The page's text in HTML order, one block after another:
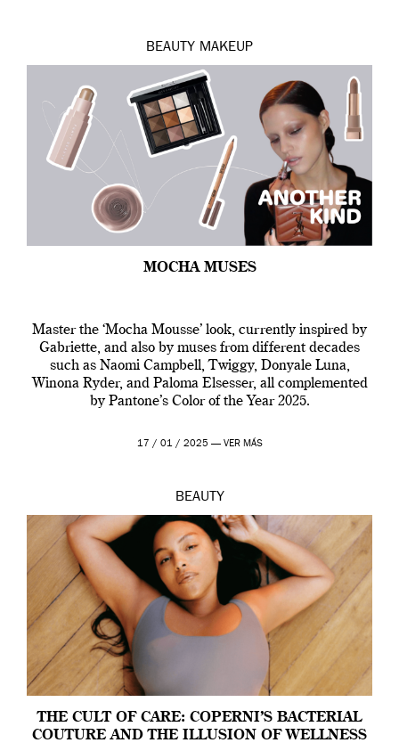
BEAUTY MAKEUP
MOCHA MUSES
Master the ‘Mocha Mousse’ look, currently inspired by
Gabriette, and also by muses from different decades
such as Naomi Campbell, Twiggy, Donyale Luna,
Winona Ryder, and Paloma Elsesser, all complemented
by Pantone’s Color of the Year 2025.
17 / 01 / 2025 — VER MÁS
BEAUTY
THE CULT OF CARE: COPERNI’S BACTERIAL
COUTURE AND THE ILLUSION OF WELLNESS